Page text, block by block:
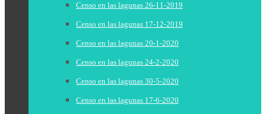
Censo en las lagunas 26-11-2019
Censo en las lagunas 17-12-2019
Censo en las lagunas 20-1-2020
Censo en las lagunas 24-2-2020
Censo en las lagunas 30-5-2020
Censo en las lagunas 17-6-2020